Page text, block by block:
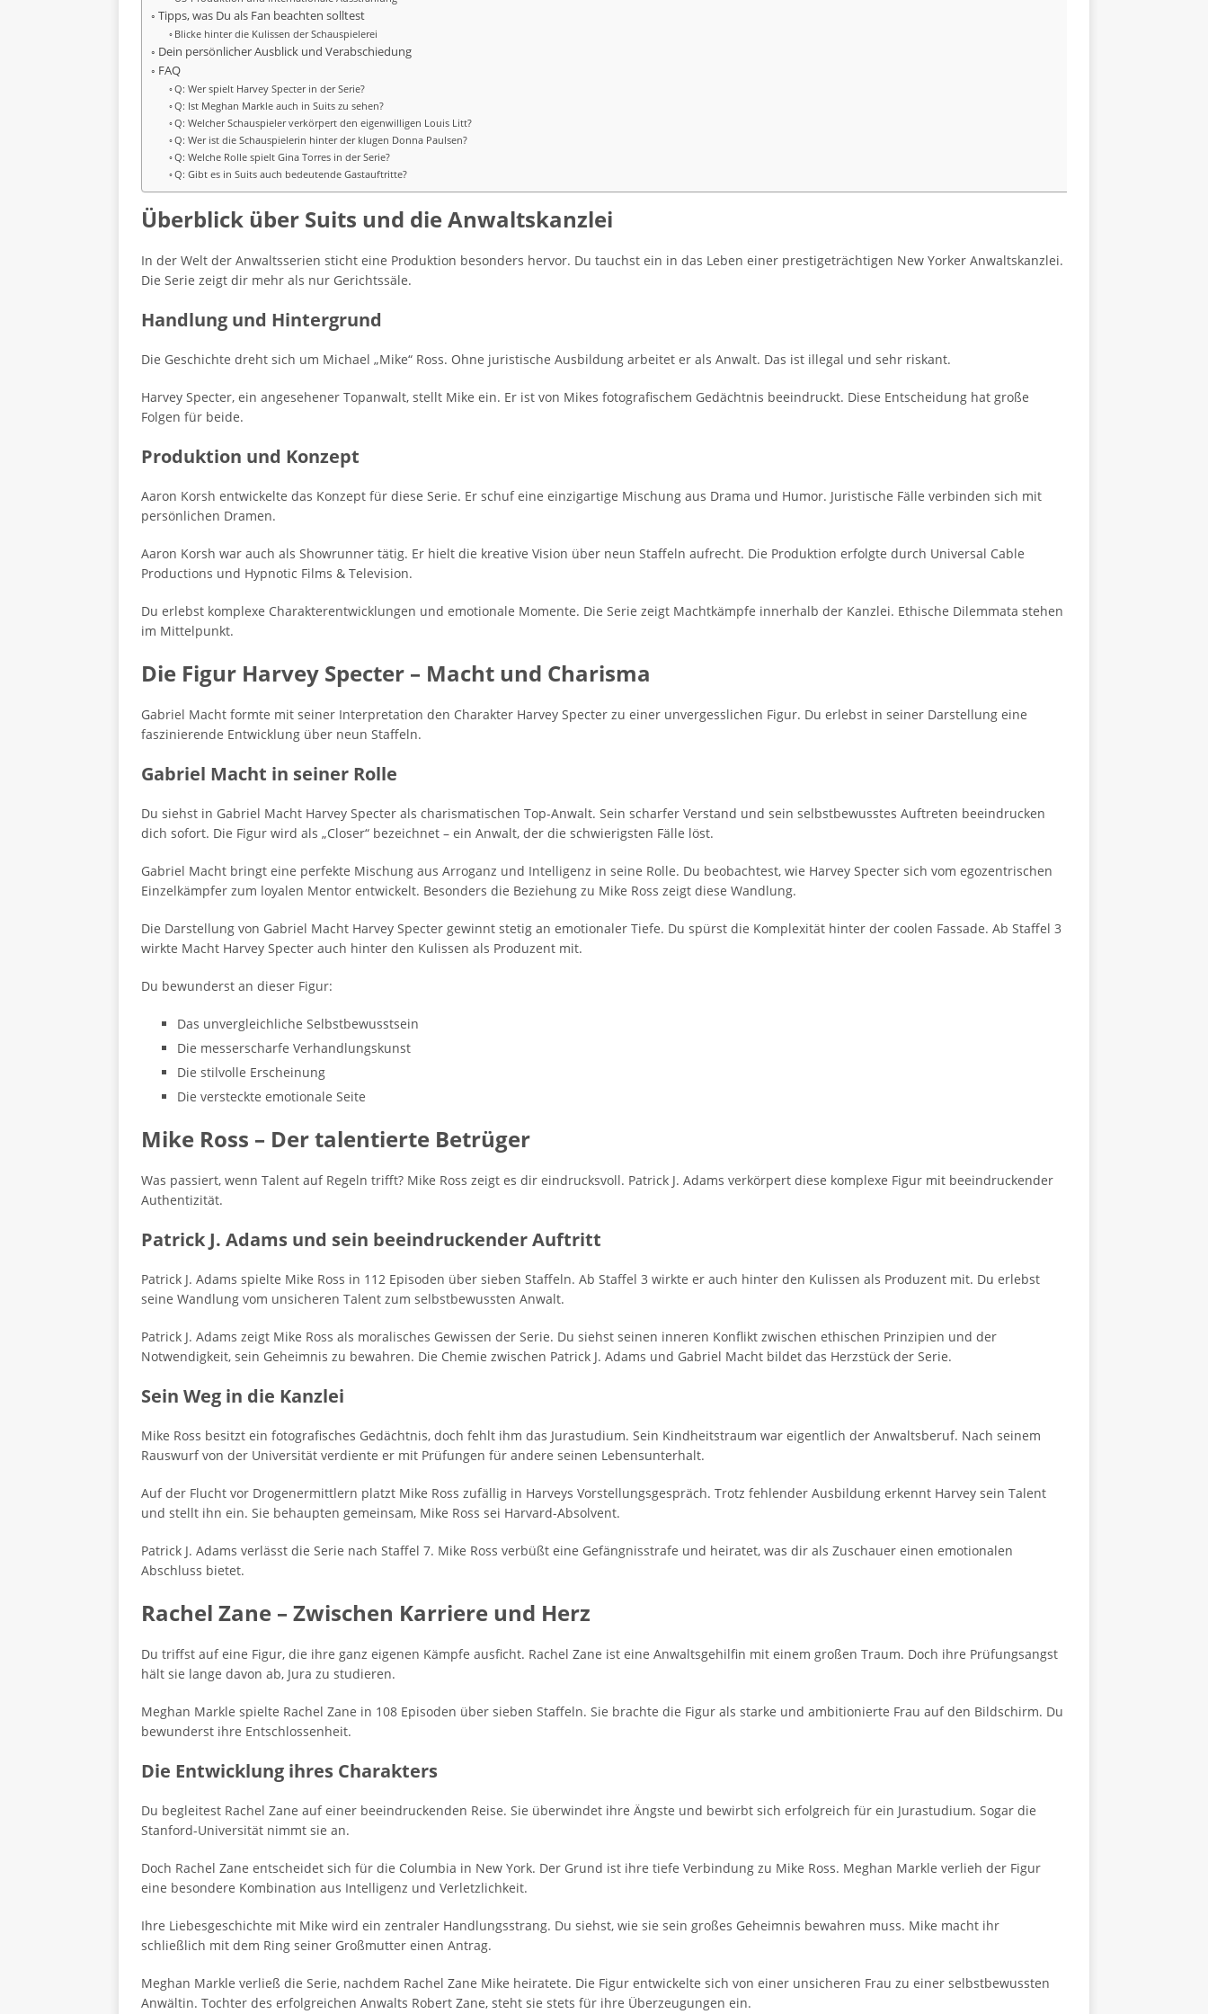
Tipps, was Du als Fan beachten solltest
Blicke hinter die Kulissen der Schauspielerei
Dein persönlicher Ausblick und Verabschiedung
FAQ
Q: Wer spielt Harvey Specter in der Serie?
Q: Ist Meghan Markle auch in Suits zu sehen?
Q: Welcher Schauspieler verkörpert den eigenwilligen Louis Litt?
Q: Wer ist die Schauspielerin hinter der klugen Donna Paulsen?
Q: Welche Rolle spielt Gina Torres in der Serie?
Q: Gibt es in Suits auch bedeutende Gastauftritte?
Überblick über Suits und die Anwaltskanzlei
In der Welt der Anwaltsserien sticht eine Produktion besonders hervor. Du tauchst ein in das Leben einer prestigeträchtigen New Yorker Anwaltskanzlei.
Die Serie zeigt dir mehr als nur Gerichtssäle.
Handlung und Hintergrund
Die Geschichte dreht sich um Michael „Mike“ Ross. Ohne juristische Ausbildung arbeitet er als Anwalt. Das ist illegal und sehr riskant.
Harvey Specter, ein angesehener Topanwalt, stellt Mike ein. Er ist von Mikes fotografischem Gedächtnis beeindruckt. Diese Entscheidung hat große
Folgen für beide.
Produktion und Konzept
Aaron Korsh entwickelte das Konzept für diese Serie. Er schuf eine einzigartige Mischung aus Drama und Humor. Juristische Fälle verbinden sich mit
persönlichen Dramen.
Aaron Korsh war auch als Showrunner tätig. Er hielt die kreative Vision über neun Staffeln aufrecht. Die Produktion erfolgte durch Universal Cable
Productions und Hypnotic Films & Television.
Du erlebst komplexe Charakterentwicklungen und emotionale Momente. Die Serie zeigt Machtkämpfe innerhalb der Kanzlei. Ethische Dilemmata stehen
im Mittelpunkt.
Die Figur Harvey Specter – Macht und Charisma
Gabriel Macht formte mit seiner Interpretation den Charakter Harvey Specter zu einer unvergesslichen Figur. Du erlebst in seiner Darstellung eine
faszinierende Entwicklung über neun Staffeln.
Gabriel Macht in seiner Rolle
Du siehst in Gabriel Macht Harvey Specter als charismatischen Top-Anwalt. Sein scharfer Verstand und sein selbstbewusstes Auftreten beeindrucken
dich sofort. Die Figur wird als „Closer“ bezeichnet – ein Anwalt, der die schwierigsten Fälle löst.
Gabriel Macht bringt eine perfekte Mischung aus Arroganz und Intelligenz in seine Rolle. Du beobachtest, wie Harvey Specter sich vom egozentrischen
Einzelkämpfer zum loyalen Mentor entwickelt. Besonders die Beziehung zu Mike Ross zeigt diese Wandlung.
Die Darstellung von Gabriel Macht Harvey Specter gewinnt stetig an emotionaler Tiefe. Du spürst die Komplexität hinter der coolen Fassade. Ab Staffel 3
wirkte Macht Harvey Specter auch hinter den Kulissen als Produzent mit.
Du bewunderst an dieser Figur:
Das unvergleichliche Selbstbewusstsein
Die messerscharfe Verhandlungskunst
Die stilvolle Erscheinung
Die versteckte emotionale Seite
Mike Ross – Der talentierte Betrüger
Was passiert, wenn Talent auf Regeln trifft? Mike Ross zeigt es dir eindrucksvoll. Patrick J. Adams verkörpert diese komplexe Figur mit beeindruckender
Authentizität.
Patrick J. Adams und sein beeindruckender Auftritt
Patrick J. Adams spielte Mike Ross in 112 Episoden über sieben Staffeln. Ab Staffel 3 wirkte er auch hinter den Kulissen als Produzent mit. Du erlebst
seine Wandlung vom unsicheren Talent zum selbstbewussten Anwalt.
Patrick J. Adams zeigt Mike Ross als moralisches Gewissen der Serie. Du siehst seinen inneren Konflikt zwischen ethischen Prinzipien und der
Notwendigkeit, sein Geheimnis zu bewahren. Die Chemie zwischen Patrick J. Adams und Gabriel Macht bildet das Herzstück der Serie.
Sein Weg in die Kanzlei
Mike Ross besitzt ein fotografisches Gedächtnis, doch fehlt ihm das Jurastudium. Sein Kindheitstraum war eigentlich der Anwaltsberuf. Nach seinem
Rauswurf von der Universität verdiente er mit Prüfungen für andere seinen Lebensunterhalt.
Auf der Flucht vor Drogenermittlern platzt Mike Ross zufällig in Harveys Vorstellungsgespräch. Trotz fehlender Ausbildung erkennt Harvey sein Talent
und stellt ihn ein. Sie behaupten gemeinsam, Mike Ross sei Harvard-Absolvent.
Patrick J. Adams verlässt die Serie nach Staffel 7. Mike Ross verbüßt eine Gefängnisstrafe und heiratet, was dir als Zuschauer einen emotionalen
Abschluss bietet.
Rachel Zane – Zwischen Karriere und Herz
Du triffst auf eine Figur, die ihre ganz eigenen Kämpfe ausficht. Rachel Zane ist eine Anwaltsgehilfin mit einem großen Traum. Doch ihre Prüfungsangst
hält sie lange davon ab, Jura zu studieren.
Meghan Markle spielte Rachel Zane in 108 Episoden über sieben Staffeln. Sie brachte die Figur als starke und ambitionierte Frau auf den Bildschirm. Du
bewunderst ihre Entschlossenheit.
Die Entwicklung ihres Charakters
Du begleitest Rachel Zane auf einer beeindruckenden Reise. Sie überwindet ihre Ängste und bewirbt sich erfolgreich für ein Jurastudium. Sogar die
Stanford-Universität nimmt sie an.
Doch Rachel Zane entscheidet sich für die Columbia in New York. Der Grund ist ihre tiefe Verbindung zu Mike Ross. Meghan Markle verlieh der Figur
eine besondere Kombination aus Intelligenz und Verletzlichkeit.
Ihre Liebesgeschichte mit Mike wird ein zentraler Handlungsstrang. Du siehst, wie sie sein großes Geheimnis bewahren muss. Mike macht ihr
schließlich mit dem Ring seiner Großmutter einen Antrag.
Meghan Markle verließ die Serie, nachdem Rachel Zane Mike heiratete. Die Figur entwickelte sich von einer unsicheren Frau zu einer selbstbewussten
Anwältin. Tochter des erfolgreichen Anwalts Robert Zane, steht sie stets für ihre Überzeugungen ein.